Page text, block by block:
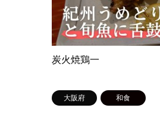
炭火焼鶏一
大阪府 和食